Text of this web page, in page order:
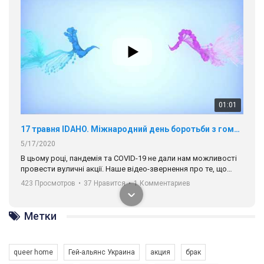
00:58
Зупинимо насильство проти ЛГБТ в Україні! Stop violence against LGBT in Ukraine!
6/30/2017
Емоційний та вражаючий промо-ролік на конкурс PACT, який
представляє програму "Гей-альянс Україна" з протидії
насильству проти ЛГБТ в Україні.
Ми просимо вашої підтримки, щоб реалізувати нашу
програму з боротьби з насильством проти ЛГБТ в Україні.
відео.
1.9K Просмотров 226 Нравится • 5 Комментариев
Метки
queer home Гей-альянс Украина акция брак